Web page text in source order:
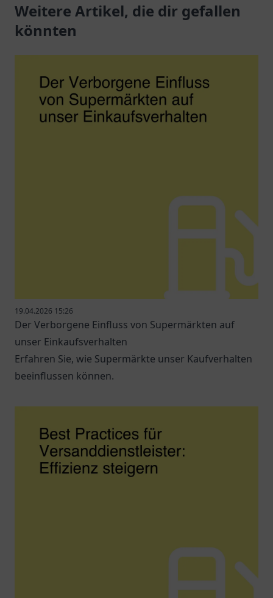
Weitere Artikel, die dir gefallen
könnten
19.04.2026 15:26
Der Verborgene Einfluss von Supermärkten auf
unser Einkaufsverhalten
Erfahren Sie, wie Supermärkte unser Kaufverhalten
beeinflussen können.